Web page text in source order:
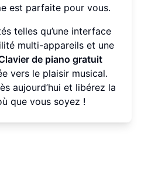
est parfaite pour vous.
telles qu’une interface
multi-appareils et une
de piano gratuit
vers le plaisir musical.
aujourd’hui et libérez la
que vous soyez !